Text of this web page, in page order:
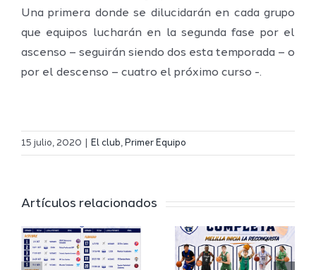
Una primera donde se dilucidarán en cada grupo
que equipos lucharán en la segunda fase por el
ascenso – seguirán siendo dos esta temporada – o
por el descenso – cuatro el próximo curso -.
15 julio, 2020 El club, Primer Equipo
Artículos relacionados
El Melilla
del
completa
Copa